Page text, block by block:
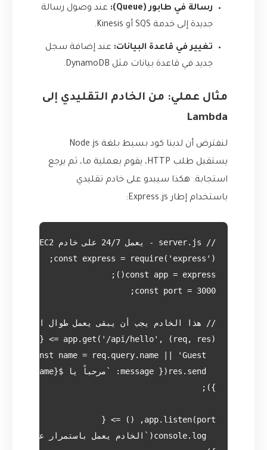
رسالة في طابور (Queue):
عند وصول رسالة
جديدة إلى خدمة SQS أو Kinesis.
تغيير في قاعدة البيانات: عند إضافة سجل
جديد في قاعدة بيانات مثل DynamoDB.
مثال عملي: من الخادم التقليدي إلى
Lambda
لنفترض أن لدينا كود بسيط بلغة Node.js
يستقبل طلب HTTP، يقوم بعملية ما، ثم يرجع
استجابة. هكذا سيبدو على خادم تقليدي
باستخدام إطار Express.js: